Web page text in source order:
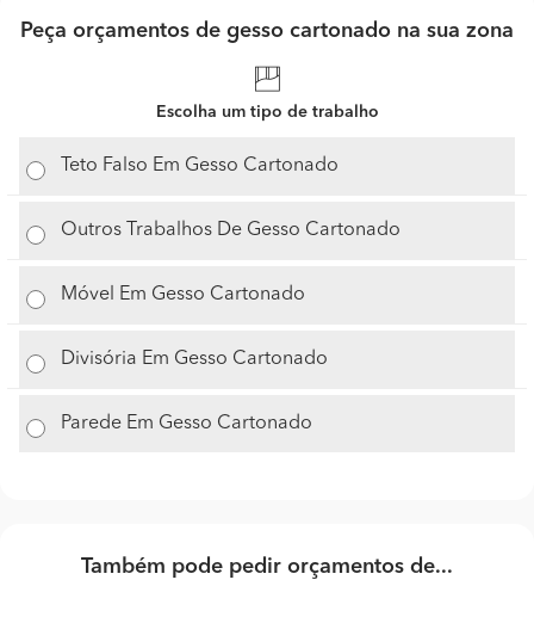
Peça orçamentos de gesso cartonado na sua zona
Escolha um tipo de trabalho
Teto Falso Em Gesso Cartonado
Outros Trabalhos De Gesso Cartonado
Móvel Em Gesso Cartonado
Divisória Em Gesso Cartonado
Parede Em Gesso Cartonado
Também pode pedir orçamentos de...